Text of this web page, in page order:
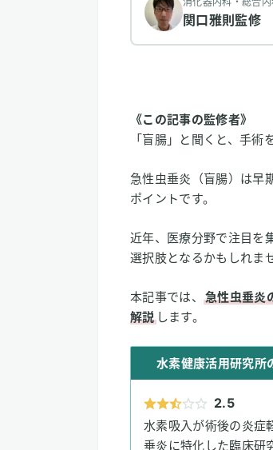
関口雅則 監修
《この記事の監修者》
「盲腸」と聞くと、手術
急性虫垂炎（盲腸）は早
ポイントです。
近年、医療分野で注目を
選択肢となるかもしれま
本記事では、
急性虫垂炎
解説します。
水素健康活用研究所
2.5
水素吸入が術後の炎症
垂炎に特化した臨床研